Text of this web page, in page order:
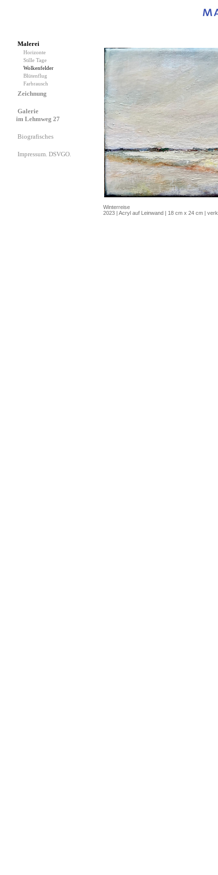
Malerei
Horizonte
Stille Tage
Wolkenfelder
Blütenflug
Farbrausch
Zeichnung
Galerie
im Lehmweg 27
Biografisches
Impressum. DSVGO.
Winterreise
2023 | Acryl auf Leinwand | 18 cm x 24 cm |